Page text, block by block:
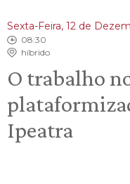
Sexta-Feira, 12 de
08:30
híbrido
O trabalho
Ipeatra